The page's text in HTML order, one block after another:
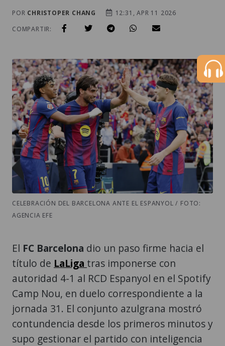
POR CHRISTOPER CHANG
12:31, APR 11 2026
COMPARTIR:
CELEBRACIÓN DEL BARCELONA ANTE EL ESPANYOL / FOTO:
AGENCIA EFE
El FC Barcelona dio un paso firme hacia el
título de LaLiga tras imponerse con
autoridad 4-1 al RCD Espanyol en el Spotify
Camp Nou, en duelo correspondiente a la
jornada 31. El conjunto azulgrana mostró
contundencia desde los primeros minutos y
supo gestionar el partido con inteligencia